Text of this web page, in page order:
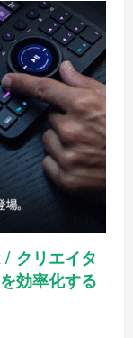
/ クリエイタ
効率化する